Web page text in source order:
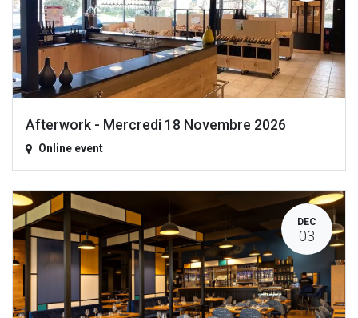
Afterwork - Mercredi 18 Novembre 2026
Online event
DEC
03